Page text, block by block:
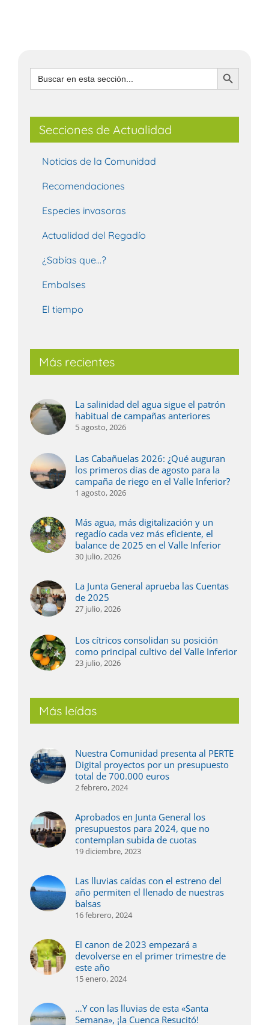
Buscar: Botón de búsqueda
Secciones de Actualidad
Noticias de la Comunidad
Recomendaciones
Especies invasoras
Actualidad del Regadío
¿Sabías que…?
Embalses
El tiempo
Más recientes
La salinidad del agua sigue el patrón
habitual de campañas anteriores
5 agosto, 2026
Las Cabañuelas 2026: ¿Qué auguran
los primeros días de agosto para la
campaña de riego en el Valle Inferior?
1 agosto, 2026
Más agua, más digitalización y un
regadío cada vez más eficiente, el
balance de 2025 en el Valle Inferior
30 julio, 2026
La Junta General aprueba las Cuentas
de 2025
27 julio, 2026
Los cítricos consolidan su posición
como principal cultivo del Valle Inferior
23 julio, 2026
Más leídas
Nuestra Comunidad presenta al PERTE
Digital proyectos por un presupuesto
total de 700.000 euros
2 febrero, 2024
Aprobados en Junta General los
presupuestos para 2024, que no
contemplan subida de cuotas
19 diciembre, 2023
Las lluvias caídas con el estreno del
año permiten el llenado de nuestras
balsas
16 febrero, 2024
El canon de 2023 empezará a
devolverse en el primer trimestre de
este año
15 enero, 2024
…Y con las lluvias de esta «Santa
Semana», ¡la Cuenca Resucitó!